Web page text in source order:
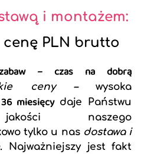
i montażem:
PLN brutto
– czas na dobrą
ceny –wysoka
miesięcy daje Państwu
naszego
tylko u nas dostawa i
. Najważniejszy jest fakt